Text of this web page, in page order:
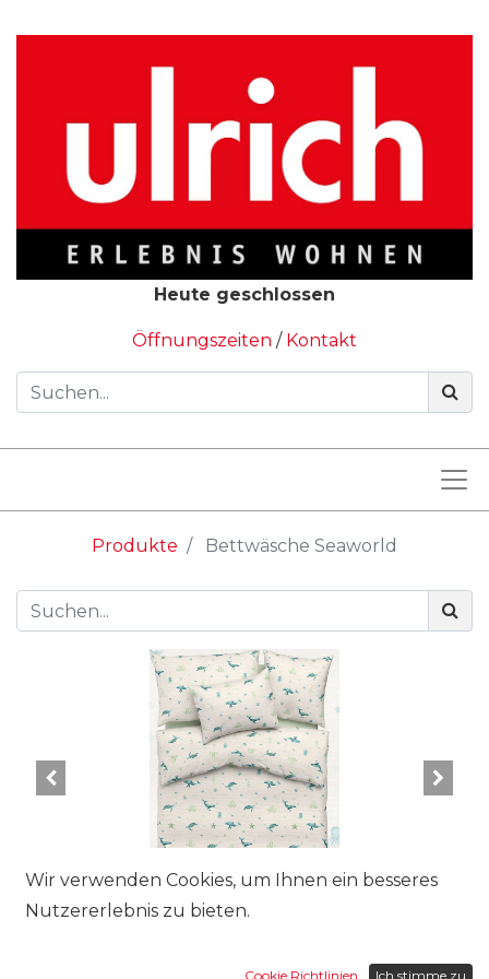
Heute geschlossen
Öffnungszeiten / Kontakt
Produkte Bettwäsche Seaworld
Wir verwenden Cookies, um Ihnen ein besseres
Nutzererlebnis zu bieten.
Cookie Richtlinien Ich stimme zu